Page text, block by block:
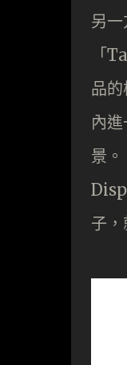
另
「
品
內
景
子